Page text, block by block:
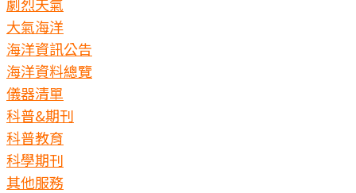
大氣海洋
海洋資訊公告
海洋資料總覽
儀器清單
科普&期刊
科普教育
科學期刊
其他服務